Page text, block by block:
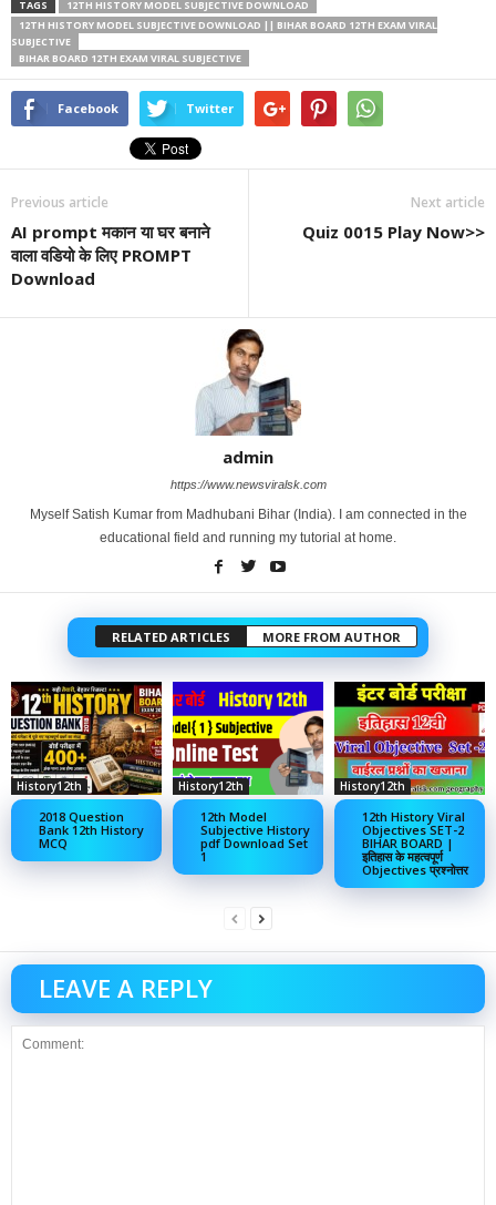
TAGS
12TH HISTORY MODEL SUBJECTIVE DOWNLOAD
12TH HISTORY MODEL SUBJECTIVE DOWNLOAD || BIHAR BOARD 12TH EXAM VIRAL
SUBJECTIVE
BIHAR BOARD 12TH EXAM VIRAL SUBJECTIVE
Facebook Twitter
Previous article
AI prompt मकान या घर बनाने
वाला वडियो के लिए PROMPT
Download
Next article
Quiz 0015 Play Now>>
admin
https://www.newsviralsk.com
Myself Satish Kumar from Madhubani Bihar (India). I am connected in the
educational field and running my tutorial at home.
RELATED ARTICLES MORE FROM AUTHOR
History12th
2018 Question
Bank 12th History
MCQ
History12th
12th Model
Subjective History
pdf Download Set
1
History12th
12th History Viral
Objectives SET-2
BIHAR BOARD |
इतिहास के महत्वपूर्ण
Objectives प्रश्नोत्तर
LEAVE A REPLY